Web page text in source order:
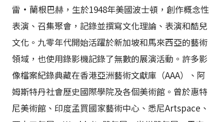
雷·蘭根巴赫，生於1948年美國波士頓，創作概念性
表演、召集聚會，記錄並撰寫文化理論、表演和酷兒
文化。九零年代開始活躍於新加坡和馬來西亞的藝術
領域，也使用錄影機記錄了無數的展演活動。許多影
像檔案紀錄典藏在香港亞洲藝術文獻庫（AAA）、阿
姆斯特丹社會歷史國際學院及各個美術館。曾於惠特
尼美術館、印度孟買國家藝術中心、悉尼Artspace、